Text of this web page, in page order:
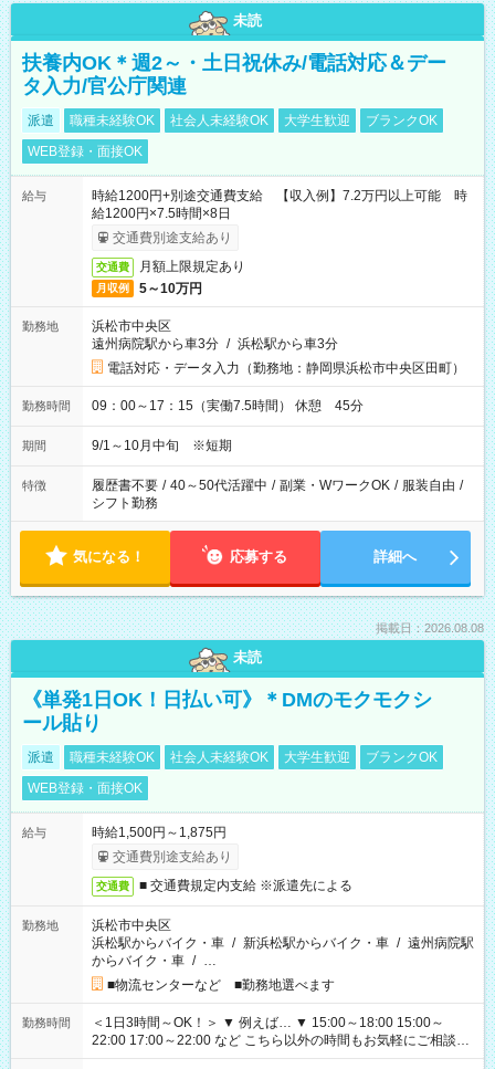
未読
扶養内OK＊週2～・土日祝休み/電話対応＆デー
タ入力/官公庁関連
派遣 職種未経験OK 社会人未経験OK 大学生歓迎
ブランクOK
WEB登録・面接OK
給与
時給1200円+別途交通費支給 【収入例】7.2万円以上可能 時
給1200円×7.5時間×8日
交通費別途支給あり
交通費 月額上限規定あり
月収例 5～10万円
勤務地
浜松市中央区
遠州病院駅から車3分 / 浜松駅から車3分
電話対応・データ入力（勤務地：静岡県浜松市中央区田町）
勤務時間 09：00～17：15（実働7.5時間） 休憩 45分
期間 9/1～10月中旬 ※短期
特徴 履歴書不要 / 40～50代活躍中 / 副業・WワークOK / 服装自由 /
シフト勤務
気になる！ 応募する 詳細へ
掲載日：2026.08.08
未読
《単発1日OK！日払い可》＊DMのモクモクシ
ール貼り
派遣 職種未経験OK 社会人未経験OK 大学生歓迎
ブランクOK
WEB登録・面接OK
給与
時給1,500円～1,875円
交通費別途支給あり
交通費 ■ 交通費規定内支給 ※派遣先による
勤務地
浜松市中央区
浜松駅からバイク・車 / 新浜松駅からバイク・車 / 遠州病院駅
からバイク・車 / …
■物流センターなど ■勤務地選べます
勤務時間
＜1日3時間～OK！＞ ▼ 例えば… ▼ 15:00～18:00 15:00～
22:00 17:00～22:00 など こちら以外の時間もお気軽にご相談く
ださい！